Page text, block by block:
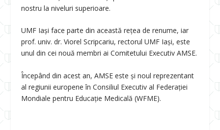
nostru la niveluri superioare.
UMF Iași face parte din această rețea de renume, iar
prof. univ. dr. Viorel Scripcariu, rectorul UMF Iași, este
unul din cei nouă membri ai Comitetului Executiv AMSE.
Începând din acest an, AMSE este și noul reprezentant
al regiunii europene în Consiliul Executiv al Federației
Mondiale pentru Educație Medicală (WFME).